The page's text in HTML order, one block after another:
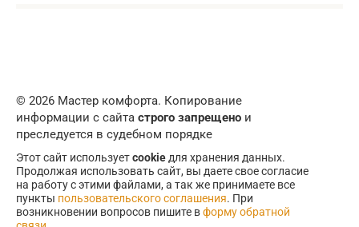
© 2026 Мастер комфорта. Копирование
информации с сайта строго запрещено и
преследуется в судебном порядке
Этот сайт используетcookie для хранения данных.
Продолжая использовать сайт, вы даете свое согласие
на работу с этими файлами, а так же принимаете все
пункты пользовательского соглашения. При
возникновении вопросов пишите вформу обратной